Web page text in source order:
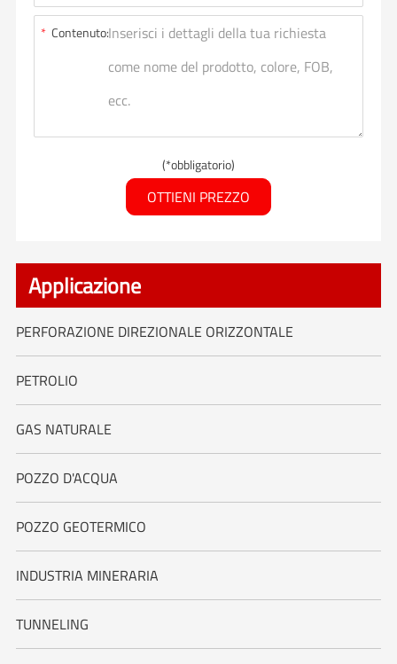
* Contenuto:
(*obbligatorio)
OTTIENI PREZZO
Applicazione
PERFORAZIONE DIREZIONALE ORIZZONTALE
PETROLIO
GAS NATURALE
POZZO D'ACQUA
POZZO GEOTERMICO
INDUSTRIA MINERARIA
TUNNELING